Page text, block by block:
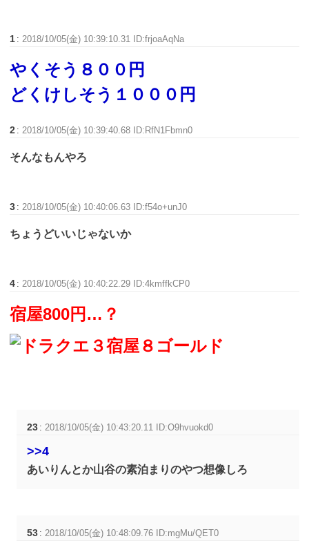
1 : 2018/10/05(金) 10:39:10.31 ID:frjoaAqNa
やくそう８００円
どくけしそう１０００円
2 : 2018/10/05(金) 10:39:40.68 ID:RfN1Fbmn0
そんなもんやろ
3 : 2018/10/05(金) 10:40:06.63 ID:f54o+unJ0
ちょうどいいじゃないか
4 : 2018/10/05(金) 10:40:22.29 ID:4kmffkCP0
宿屋800円…？
23 : 2018/10/05(金) 10:43:20.11 ID:O9hvuokd0
>>4
あいりんとか山谷の素泊まりのやつ想像しろ
53 : 2018/10/05(金) 10:48:09.76 ID:mgMu/QET0